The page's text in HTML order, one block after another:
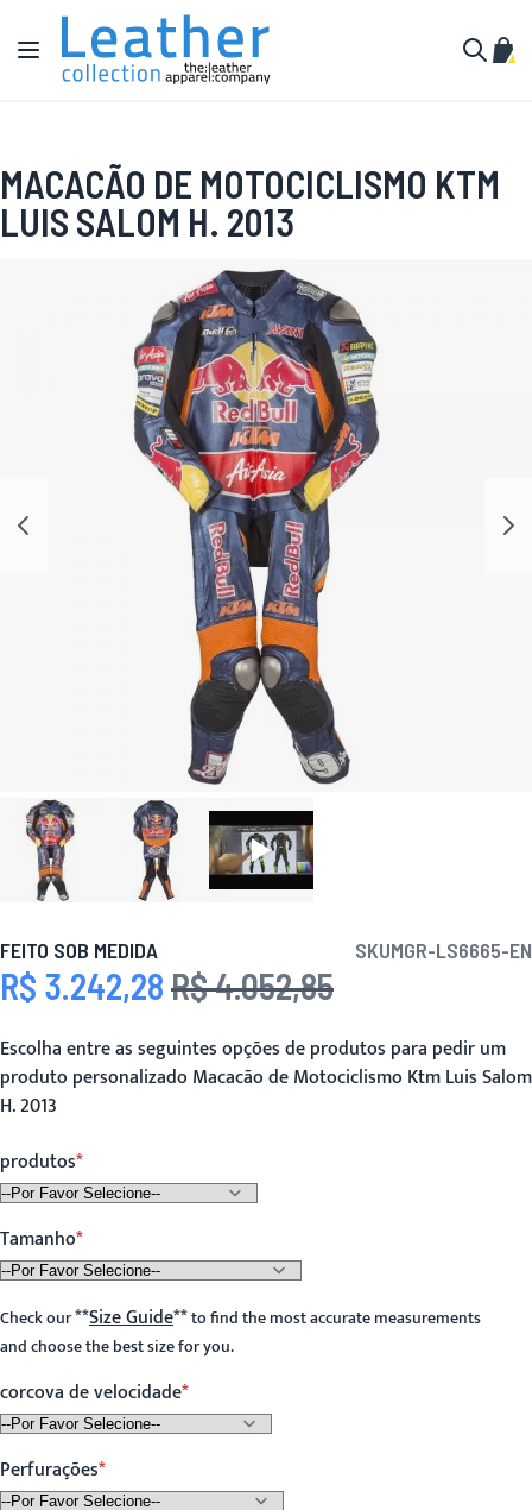
Pular para o conteúdo
Alternar Nav
MACACÃO DE MOTOCICLISMO KTM
LUIS SALOM H. 2013
FEITO SOB MEDIDA SKUMGR-LS6665-EN
Preço Especial
R$ 3.242,28 Preço
R$ 4.052,85
Escolha entre as seguintes opções de produtos para pedir um
produto personalizado Macacão de Motociclismo Ktm Luis Salom
H. 2013
produtos
Tamanho
Check our**Size Guide**to find the most accurate measurements
and choose the best size for you.
corcova de velocidade
Perfurações